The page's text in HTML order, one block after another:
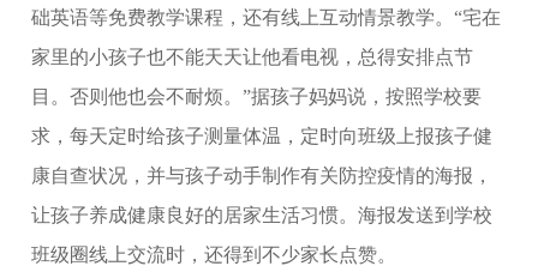
础英语等免费教学课程，还有线上互动情景教学。“宅在
家里的小孩子也不能天天让他看电视，总得安排点节
目。否则他也会不耐烦。”据孩子妈妈说，按照学校要
求，每天定时给孩子测量体温，定时向班级上报孩子健
康自查状况，并与孩子动手制作有关防控疫情的海报，
让孩子养成健康良好的居家生活习惯。海报发送到学校
班级圈线上交流时，还得到不少家长点赞。